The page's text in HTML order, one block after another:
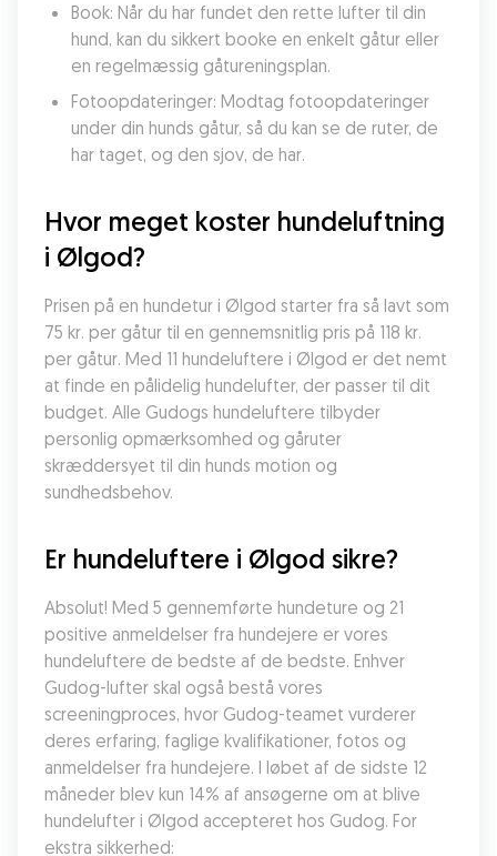
Book: Når du har fundet den rette lufter til din
hund, kan du sikkert booke en enkelt gåtur eller
en regelmæssig gåtureningsplan.
Fotoopdateringer: Modtag fotoopdateringer
under din hunds gåtur, så du kan se de ruter, de
har taget, og den sjov, de har.
Hvor meget koster hundeluftning
i Ølgod?
Prisen på en hundetur i Ølgod starter fra så lavt som
75 kr. per gåtur til en gennemsnitlig pris på 118 kr.
per gåtur. Med 11 hundeluftere i Ølgod er det nemt
at finde en pålidelig hundelufter, der passer til dit
budget. Alle Gudogs hundeluftere tilbyder
personlig opmærksomhed og gåruter
skræddersyet til din hunds motion og
sundhedsbehov.
Er hundeluftere i Ølgod sikre?
Absolut! Med 5 gennemførte hundeture og 21
positive anmeldelser fra hundejere er vores
hundeluftere de bedste af de bedste. Enhver
Gudog-lufter skal også bestå vores
screeningproces, hvor Gudog-teamet vurderer
deres erfaring, faglige kvalifikationer, fotos og
anmeldelser fra hundejere. I løbet af de sidste 12
måneder blev kun 14% af ansøgerne om at blive
hundelufter i Ølgod accepteret hos Gudog. For
ekstra sikkerhed: